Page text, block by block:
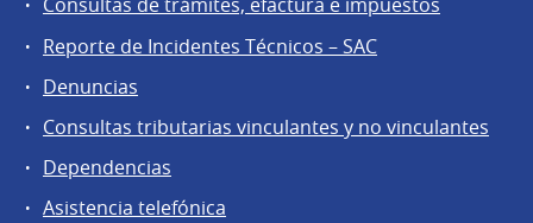
Reporte de Incidentes Técnicos – SAC
Denuncias
Consultas tributarias vinculantes y no vinculantes
Dependencias
Asistencia telefónica